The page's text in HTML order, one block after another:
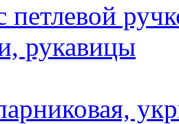
петлевой
рукавицы